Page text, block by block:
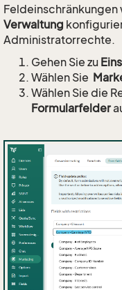
Feldeinschränkungen
Verwaltung
Administratorrechte.
Gehen Sie zu
Wählen Sie
Wählen Sie die
Formularfelder